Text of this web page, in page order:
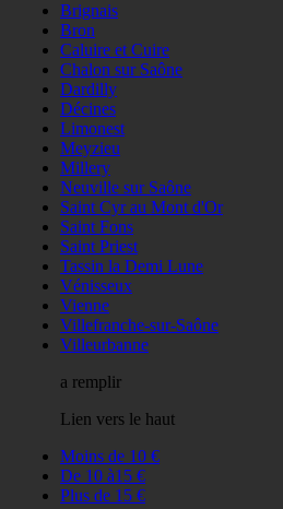
Brignais
Bron
Caluire et Cuire
Chalon sur Saône
Dardilly
Décines
Limonest
Meyzieu
Millery
Neuville sur Saône
Saint Cyr au Mont d'Or
Saint Fons
Saint Priest
Tassin la Demi Lune
Vénisseux
Vienne
Villefranche-sur-Saône
Villeurbanne
a remplir
Lien vers le haut
Moins de 10 €
De 10 à15 €
Plus de 15 €